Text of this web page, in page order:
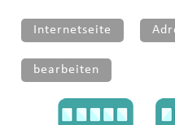
Internetseite
bearbeiten